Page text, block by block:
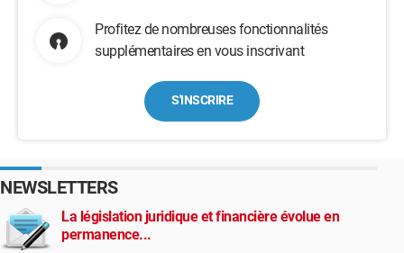
Profitez de nombreuses fonctionnalités
supplémentaires en vous inscrivant
S'INSCRIRE
NEWSLETTERS
La législation juridique et financière évolue en
permanence...